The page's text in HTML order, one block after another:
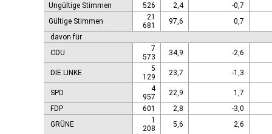
Ungültige Stimmen
526 2,4
-0,7
Gültige Stimmen
21
681
97,6
0,7
davon für
CDU
7
573
34,9 -2,6
DIE LINKE
5
129
23,7 -1,3
SPD
4
957
22,9
1,7
FDP
601 2,8
-3,0
GRÜNE
1
208
5,6
2,6